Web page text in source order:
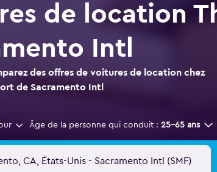
de location
Intl
des offres de voitures de location chez
de Sacramento Intl
Âge de la personne qui conduit : 25-65 ans